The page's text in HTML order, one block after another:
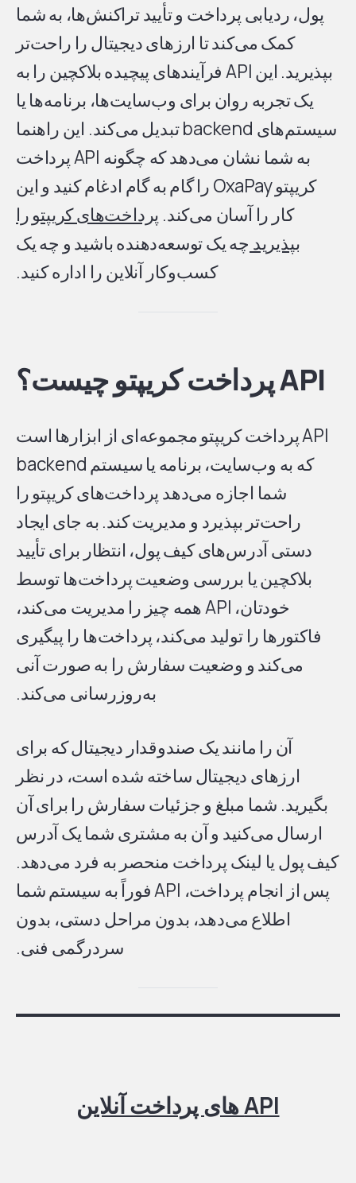
پول، ردیابی پرداخت و تأیید تراکنش‌ها، به شما
کمک می‌کند تا ارزهای دیجیتال را راحت‌تر
بپذیرید. این API فرآیندهای پیچیده بلاکچین را به
یک تجربه روان برای وب‌سایت‌ها، برنامه‌ها یا
سیستم‌های backend تبدیل می‌کند. این راهنما
به شما نشان می‌دهد که چگونه API پرداخت
کریپتو OxaPay را گام به گام ادغام کنید و این
کار را آسان می‌کند. پرداخت‌های کریپتو را
بپذیرید چه یک توسعه‌دهنده باشید و چه یک
کسب‌وکار آنلاین را اداره کنید.
API پرداخت کریپتو چیست؟
API پرداخت کریپتو مجموعه‌ای از ابزارها است
که به وب‌سایت، برنامه یا سیستم backend
شما اجازه می‌دهد پرداخت‌های کریپتو را
راحت‌تر بپذیرد و مدیریت کند. به جای ایجاد
دستی آدرس‌های کیف پول، انتظار برای تأیید
بلاکچین یا بررسی وضعیت پرداخت‌ها توسط
خودتان، API همه چیز را مدیریت می‌کند،
فاکتورها را تولید می‌کند، پرداخت‌ها را پیگیری
می‌کند و وضعیت سفارش را به صورت آنی
به‌روزرسانی می‌کند.
آن را مانند یک صندوقدار دیجیتال که برای
ارزهای دیجیتال ساخته شده است، در نظر
بگیرید. شما مبلغ و جزئیات سفارش را برای آن
ارسال می‌کنید و آن به مشتری شما یک آدرس
کیف پول یا لینک پرداخت منحصر به فرد می‌دهد.
پس از انجام پرداخت، API فوراً به سیستم شما
اطلاع می‌دهد، بدون مراحل دستی، بدون
سردرگمی فنی.
API های پرداخت آنلاین